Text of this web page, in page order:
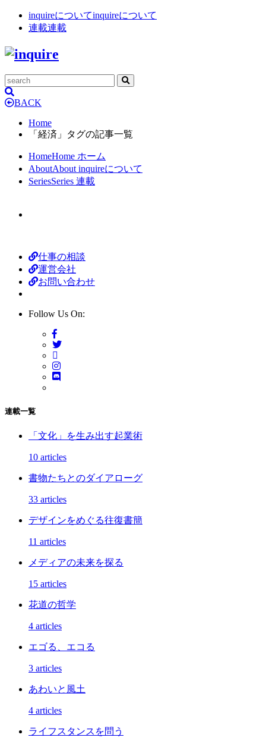
inquireについてinquireについて
連載連載
BACK
Home
「経済」タグの記事一覧
HomeHome ホーム
AboutAbout inquireについて
SeriesSeries 連載
仕事の相談
運営会社
お問い合わせ
Follow Us On:
連載一覧
「文化」を生み出す起業術
10 articles
書物たちとのダイアローグ
33 articles
デザインをめぐる往復書簡
11 articles
メディアの未来を探る
15 articles
花道の哲学
4 articles
エゴる、エコる
3 articles
あわいと風土
4 articles
ライフスタンスを問う